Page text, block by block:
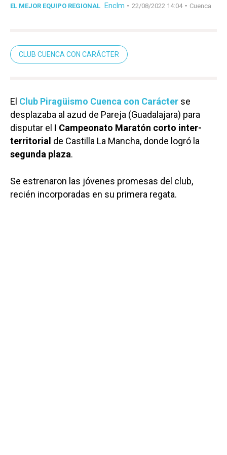
EL MEJOR EQUIPO REGIONAL Enclm - 22/08/2022 14:04- Cuenca
CLUB CUENCA CON CARÁCTER
El Club Piragüismo Cuenca con Carácter se
desplazaba al azud de Pareja (Guadalajara) para
disputar el I Campeonato Maratón corto inter-
territorial de Castilla La Mancha, donde logró la
segunda plaza.
Se estrenaron las jóvenes promesas del club,
recién incorporadas en su primera regata.